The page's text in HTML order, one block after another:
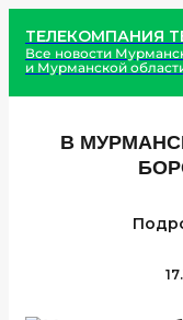
ТЕЛЕКОМПАНИЯ
Все новости
и Мурманской
В